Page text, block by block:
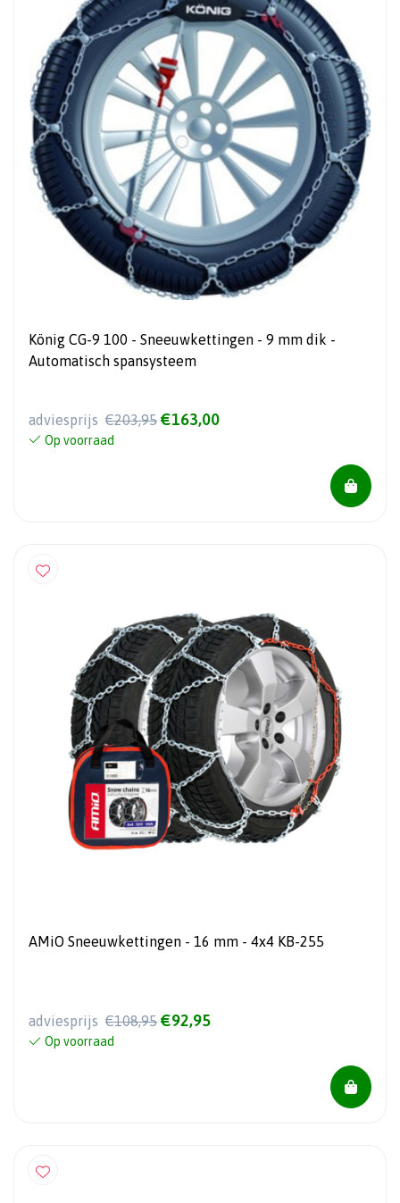
König CG-9 100 - Sneeuwkettingen - 9 mm dik -
Automatisch spansysteem
adviesprijs €203,95 €163,00
Op voorraad
AMiO Sneeuwkettingen - 16 mm - 4x4 KB-255
adviesprijs €108,95 €92,95
Op voorraad